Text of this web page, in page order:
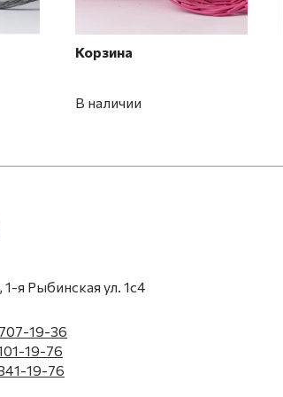
Корзина
В наличии
я Рыбинская ул. 1с4
19-36
19-76
19-76